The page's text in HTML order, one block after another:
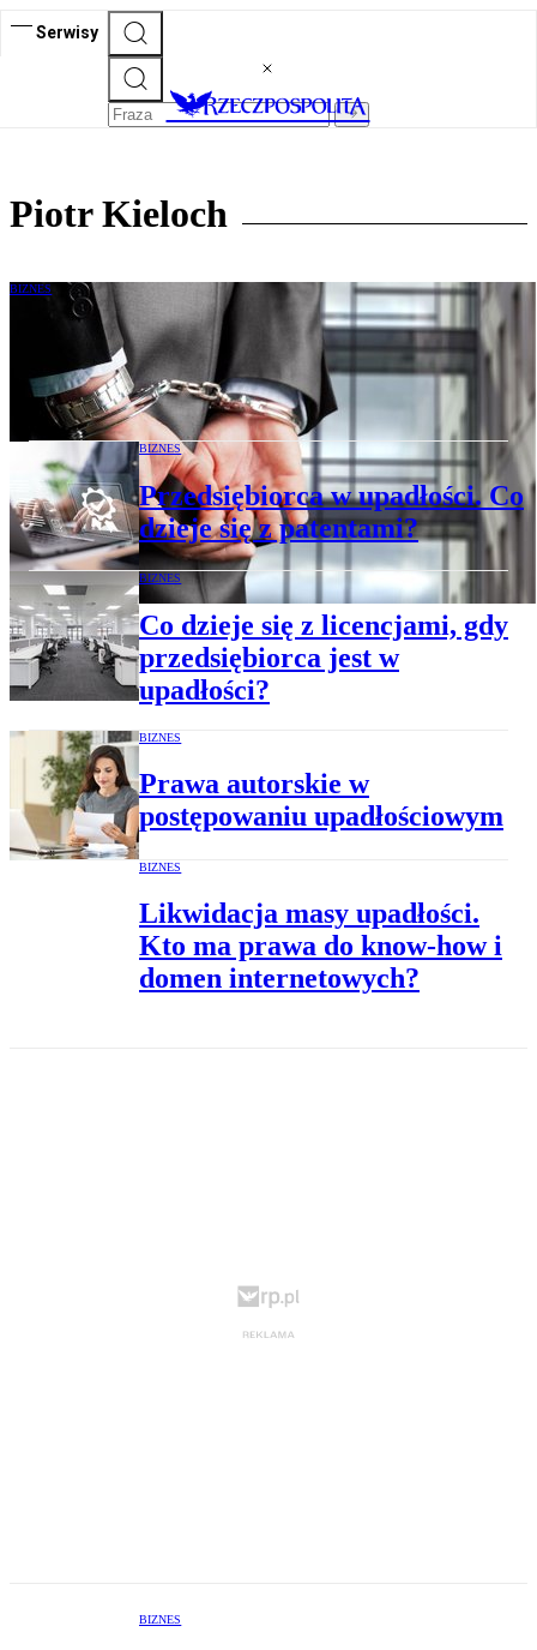
Serwisy
Piotr Kieloch
BIZNES
Czy skończy się potencjalne „widmo
więzienia” za spóźniony wniosek o
upadłość
BIZNES
Przedsiębiorca w upadłości. Co
dzieje się z patentami?
BIZNES
Co dzieje się z licencjami, gdy
przedsiębiorca jest w
upadłości?
BIZNES
Prawa autorskie w
postępowaniu upadłościowym
BIZNES
Likwidacja masy upadłości.
Kto ma prawa do know-how i
domen internetowych?
BIZNES